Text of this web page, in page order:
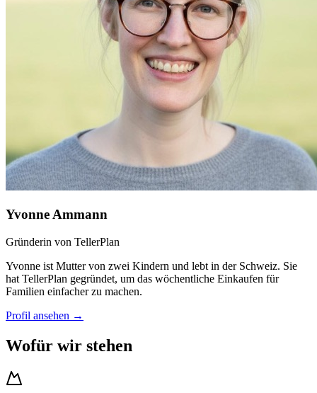
Yvonne Ammann
Gründerin von TellerPlan
Yvonne ist Mutter von zwei Kindern und lebt in der Schweiz. Sie
hat TellerPlan gegründet, um das wöchentliche Einkaufen für
Familien einfacher zu machen.
Profil ansehen →
Wofür wir stehen